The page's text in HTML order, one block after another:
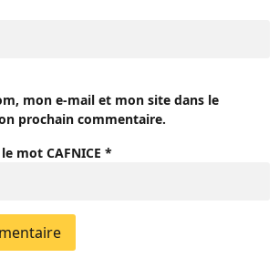
mon e-mail et mon site dans le
prochain commentaire.
mot CAFNICE *